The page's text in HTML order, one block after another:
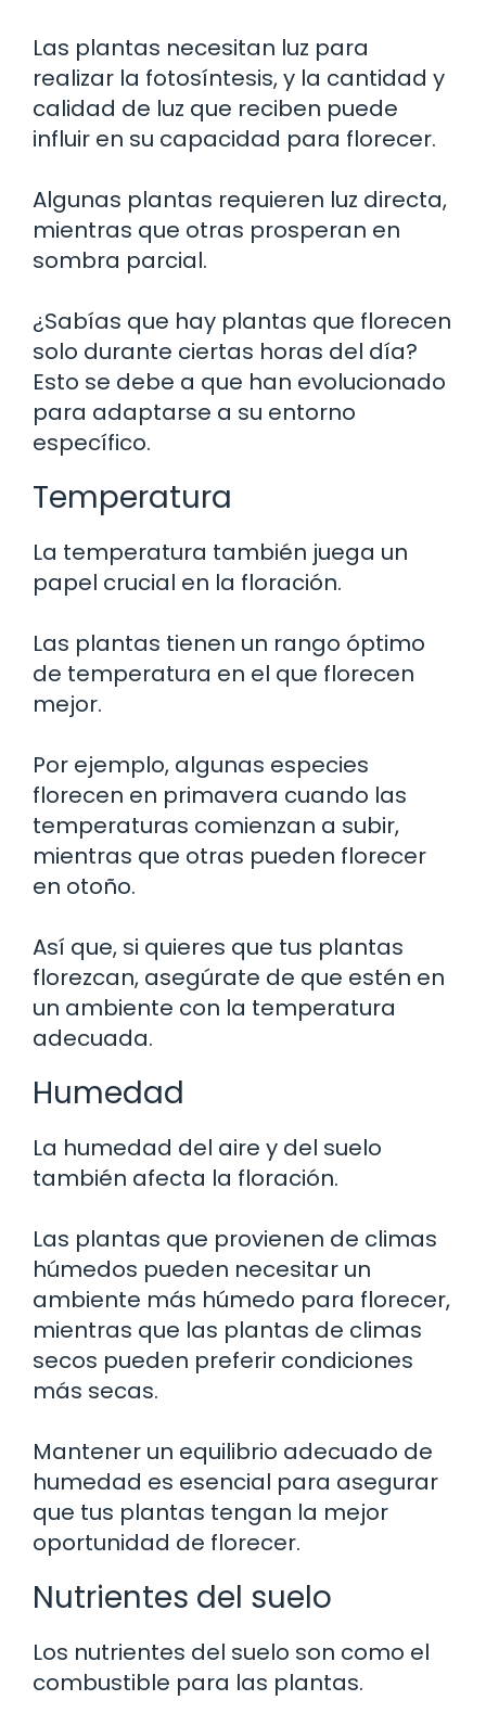
Las plantas necesitan luz para
realizar la fotosíntesis, y la cantidad y
calidad de luz que reciben puede
influir en su capacidad para florecer.
Algunas plantas requieren luz directa,
mientras que otras prosperan en
sombra parcial.
¿Sabías que hay plantas que florecen
solo durante ciertas horas del día?
Esto se debe a que han evolucionado
para adaptarse a su entorno
específico.
Temperatura
La temperatura también juega un
papel crucial en la floración.
Las plantas tienen un rango óptimo
de temperatura en el que florecen
mejor.
Por ejemplo, algunas especies
florecen en primavera cuando las
temperaturas comienzan a subir,
mientras que otras pueden florecer
en otoño.
Así que, si quieres que tus plantas
florezcan, asegúrate de que estén en
un ambiente con la temperatura
adecuada.
Humedad
La humedad del aire y del suelo
también afecta la floración.
Las plantas que provienen de climas
húmedos pueden necesitar un
ambiente más húmedo para florecer,
mientras que las plantas de climas
secos pueden preferir condiciones
más secas.
Mantener un equilibrio adecuado de
humedad es esencial para asegurar
que tus plantas tengan la mejor
oportunidad de florecer.
Nutrientes del suelo
Los nutrientes del suelo son como el
combustible para las plantas.